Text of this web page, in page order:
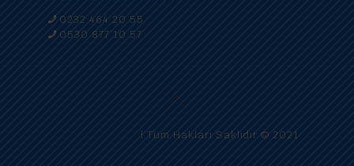
0232 464 20 55
0530 877 10 57
| Tüm Hakları Saklıdır © 2021